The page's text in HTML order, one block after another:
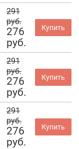
291
руб.
276
руб.
Купить
291
руб.
276
руб.
Купить
291
руб.
276
руб.
Купить